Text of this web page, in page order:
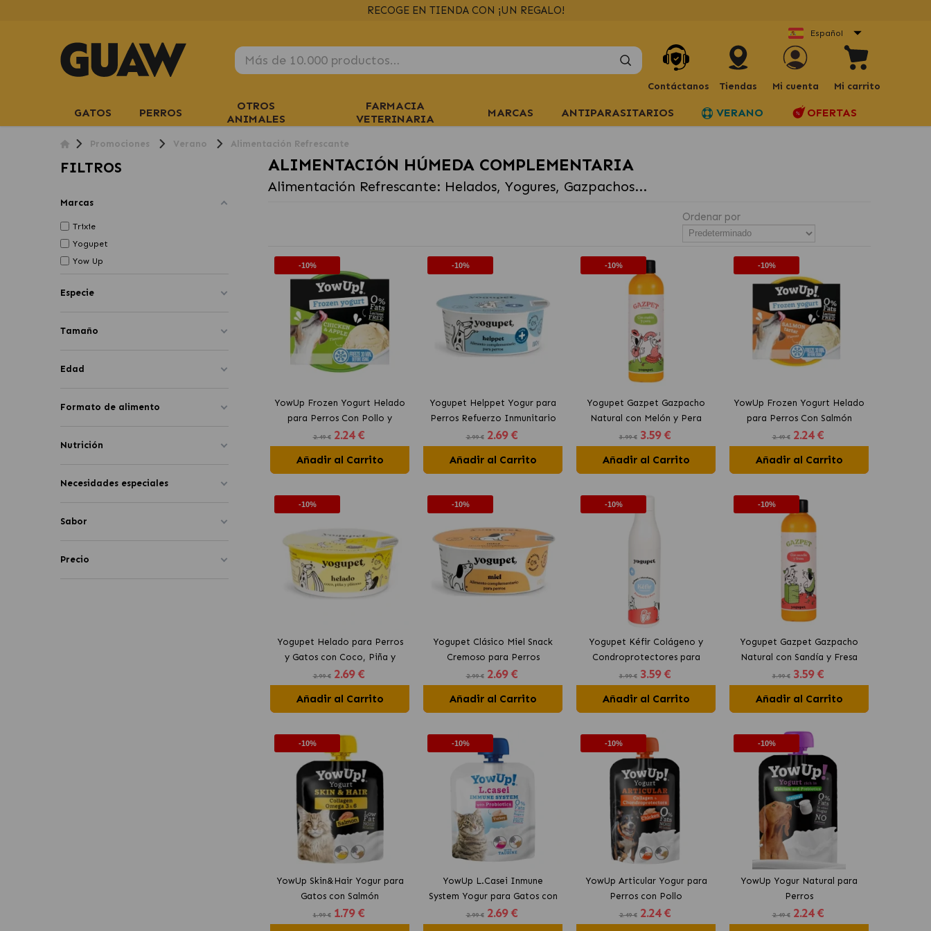
ENVÍOS GRATIS > 39€EN 24/48H+ INFO
Español
Contáctanos Tiendas Mi cuenta Mi carrito
GATOS PERROS
OTROS
ANIMALES
FARMACIA
VETERINARIA
MARCAS ANTIPARASITARIOS VERANO OFERTAS
Promociones Verano Alimentación Refrescante
FILTROS
Marcas
Trixie
Yogupet
Yow Up
Especie
Tamaño
Edad
Formato de alimento
Nutrición
Necesidades especiales
Sabor
Precio
ALIMENTACIÓN HÚMEDA COMPLEMENTARIA
Alimentación Refrescante: Helados, Yogures, Gazpachos...
Ordenar por
-10%
YowUp Frozen Yogurt Helado
para Perros Con Pollo y
Manzana
2.49 € 2.24 €
Añadir al Carrito
-10%
Yogupet Helppet Yogur para
Perros Refuerzo Inmunitario
2.99 € 2.69 €
Añadir al Carrito
-10%
Yogupet Gazpet Gazpacho
Natural con Melón y Pera
para Perros y Gatos
3.99 € 3.59 €
Añadir al Carrito
-10%
YowUp Frozen Yogurt Helado
para Perros Con Salmón
2.49 € 2.24 €
Añadir al Carrito
-10%
Yogupet Helado para Perros
y Gatos con Coco, Piña y
Plátano
2.99 € 2.69 €
Añadir al Carrito
-10%
Yogupet Clásico Miel Snack
Cremoso para Perros
2.99 € 2.69 €
Añadir al Carrito
-10%
Yogupet Kéfir Colágeno y
Condroprotectores para
Perros y Gatos con Pera y
Zanahoria
3.99 € 3.59 €
Añadir al Carrito
-10%
Yogupet Gazpet Gazpacho
Natural con Sandía y Fresa
para Perros y Gatos
3.99 € 3.59 €
Añadir al Carrito
-10%
YowUp Skin&Hair Yogur para
Gatos con Salmón
1.99 € 1.79 €
-10%
YowUp L.Casei Inmune
System Yogur para Gatos con
Pavo
2.99 € 2.69 €
-10%
YowUp Articular Yogur para
Perros con Pollo
2.49 € 2.24 €
-10%
YowUp Yogur Natural para
Perros
2.49 € 2.24 €